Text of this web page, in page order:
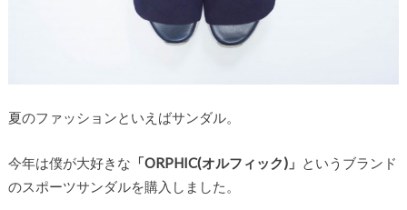
夏のファッションといえばサンダル。
今年は僕が大好きな 「ORPHIC(オルフィック)」 というブランド
のスポーツサンダルを購入しました。